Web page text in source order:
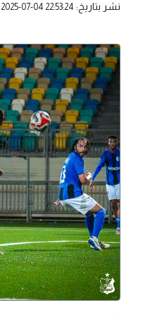
نشر بتاريخ: 2025-07-04 22:53:24